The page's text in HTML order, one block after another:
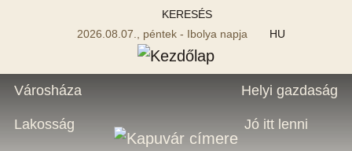
KERESÉS
2026.08.07., péntek - Ibolya napja
HU
Városháza
Lakosság
Helyi gazdaság
Jó itt lenni